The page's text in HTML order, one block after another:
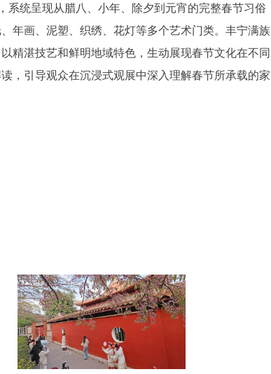
系统呈现从腊八、小年、除夕到元宵的完整春节习俗
年画、泥塑、织绣、花灯等多个艺术门类。丰宁满族
精湛技艺和鲜明地域特色，生动展现春节文化在不同
，引导观众在沉浸式观展中深入理解春节所承载的家